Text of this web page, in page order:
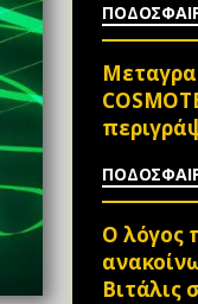
Ο λόγος
Βιτάλις